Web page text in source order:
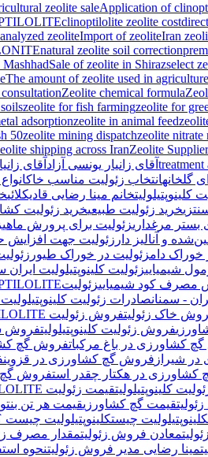
zeolite saleApplication of
clinoptilolite zeolite cost
zeoliteImport of zeoliteIran
natural zeolite soil correction
Sale of zeolite in Shirazselect
The amount of zeolite used in agriculture
Zeolite chemical formula
zeolite for fish farmingzeolite for
adsorptionzeolite in animal feed
50zeolite mining dispatchzeolite nitrate
shipping across IranZeolite
آقای زانیار یونسی آزاد آقای
گلخانهانتخاب زئولیت مناسب خاک
خانم مینا رضایی قادیکلائی
خرید زئولیت طبیعیخرید زئولیت
بستر مرغداریزئولیت برای پرورش ماهی
و آنالیز دار زئولیت جهت افزایش
خوراک دامزئولیت در خوراک طیور
شیمیاییزئولیت کلینوپتیلولیت ایران
مصرف کود شیمیاییزئولیتCLINOPTILOLITE
- سمنانصادرات زئولیت
خاک زئولیتفروش زئولیت CLINOPTILOLITE
فروش زئولیت کلینوپتیلولیتفروش
کشاورزی در باغ مرکباتفروش گچ
شیراز فروش گچ کشاورزی در قزوین
در هکتار چقدر استفروش گچ
کلینوپتیلولیتقیمت زئولیت CLINOPTILOLITE
قیمت گچ کشاورزیقیمت هر تن
کلینوپتیلولیت چیستکلینوپتیلولیت چیست
معادن فروش زئولیتمقدار مصرف
مینا رضایی مدیر فروش زئولیتنحوه